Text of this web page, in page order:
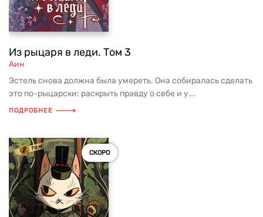
Из рыцаря в леди. Том 3
Аин
Эстель снова должна была умереть. Она собиралась сделать
это по-рыцарски: раскрыть правду о себе и у...
ПОДРОБНЕЕ
СКОРО